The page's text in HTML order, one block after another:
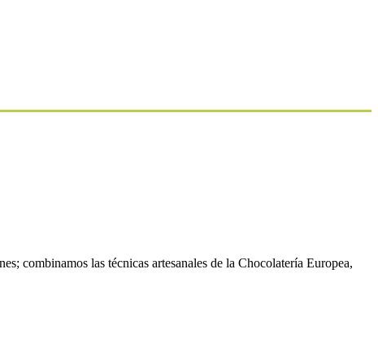
combinamos las técnicas artesanales de la Chocolatería Europea,